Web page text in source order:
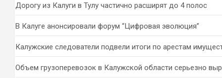
Дорогу из Калуги в Тулу частично расширят до 4 полос
В Калуге анонсировали форум “Цифровая эволюция”
Калужские следователи подвели итоги по арестам
Объем грузоперевозок в Калужской области серьезно